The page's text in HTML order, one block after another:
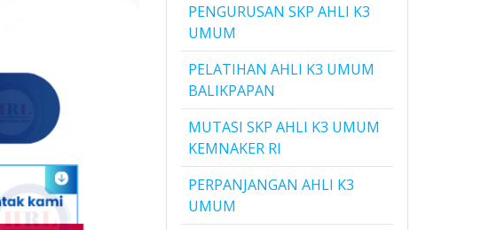
PENGURUSAN SKP AHLI K3
UMUM
PELATIHAN AHLI K3 UMUM
BALIKPAPAN
MUTASI SKP AHLI K3 UMUM
KEMNAKER RI
PERPANJANGAN AHLI K3
UMUM